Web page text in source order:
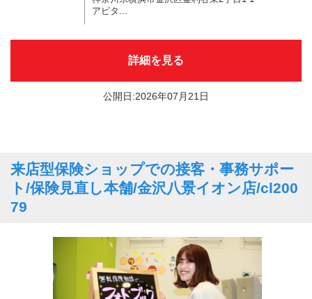
アピタ...
詳細を見る
公開日:2026年07月21日
来店型保険ショップでの接客・事務サポー
ト/保険見直し本舗/金沢八景イオン店/cl200
79